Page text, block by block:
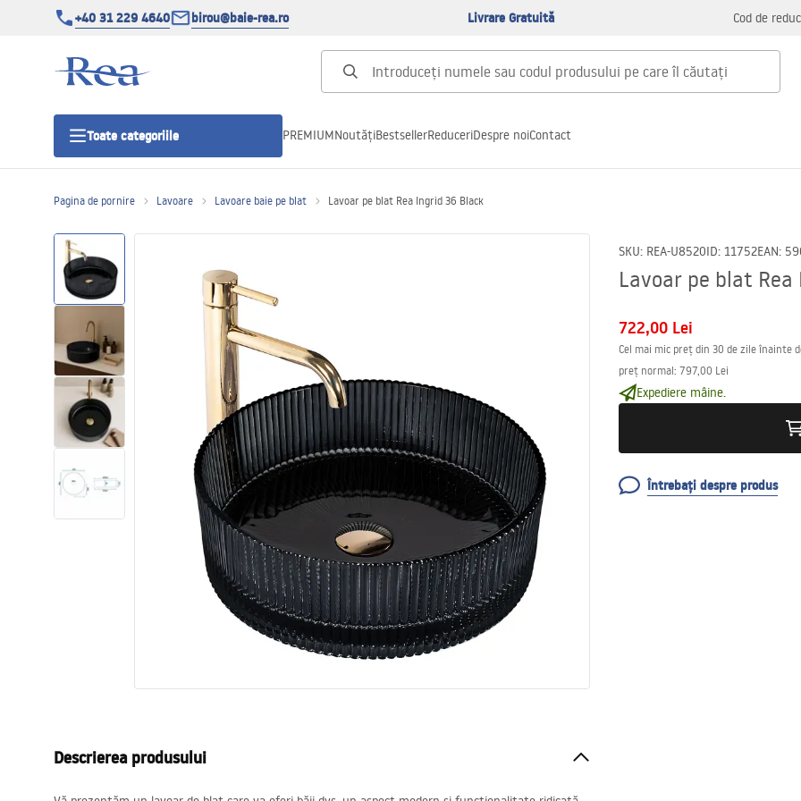
+40 31 229 4640 birou@baie-rea.ro Livrare Gratuită Cod de
Toate categoriile
Usi pentru cabine de dus
Rigole Liniare
Vase WC si Bideuri
Lavoare
Cazi cu paravane
PREMIUMNoutățiBestsellerReduceriDespre noiContact
Pagina de pornire Lavoare Lavoare baie pe blat Lavoar pe blat Rea Ingrid 36 Black
SKU: REA-U8520ID: 11752EAN:
Lavoar pe blat
722,00 Lei
Cel mai mic preț din 30 de zile înainte
preț normal: 797,00 Lei
Expediere mâine.
Întrebați despre produs
Descrierea produsului